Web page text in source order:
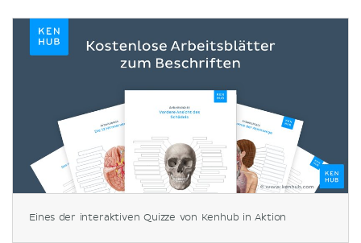
Eines der interaktiven Quizze von Kenhub in Aktion